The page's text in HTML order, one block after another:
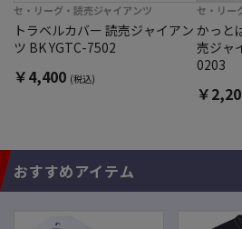
セ・リーグ・読売ジャイアンツ
トラベルカバー 読売ジャイアン
ツ BK YGTC-7502
￥4,400 (税込)
セ・リー
かっと
売ジャ
0203
￥
おすすめアイテム